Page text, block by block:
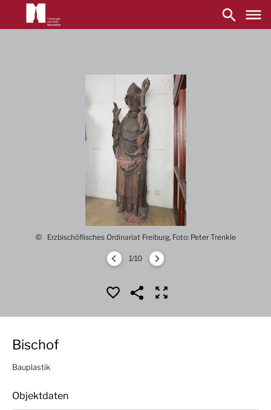
navigation
Erzbischöflisches Ordinariat Freiburg, Foto: Peter Trenkle
1/10
Bischof
Bauplastik
Objektdaten